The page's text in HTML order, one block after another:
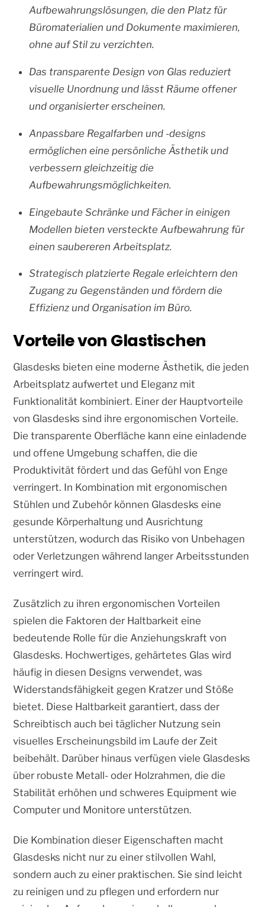
Aufbewahrungslösungen, die den Platz für
Büromaterialien und Dokumente maximieren,
ohne auf Stil zu verzichten.
Das transparente Design von Glas reduziert
visuelle Unordnung und lässt Räume offener
und organisierter erscheinen.
Anpassbare Regalfarben und -designs
ermöglichen eine persönliche Ästhetik und
verbessern gleichzeitig die
Aufbewahrungsmöglichkeiten.
Eingebaute Schränke und Fächer in einigen
Modellen bieten versteckte Aufbewahrung für
einen saubereren Arbeitsplatz.
Strategisch platzierte Regale erleichtern den
Zugang zu Gegenständen und fördern die
Effizienz und Organisation im Büro.
Vorteile von Glastischen
Glasdesks bieten eine moderne Ästhetik, die jeden
Arbeitsplatz aufwertet und Eleganz mit
Funktionalität kombiniert. Einer der Hauptvorteile
von Glasdesks sind ihre ergonomischen Vorteile.
Die transparente Oberfläche kann eine einladende
und offene Umgebung schaffen, die die
Produktivität fördert und das Gefühl von Enge
verringert. In Kombination mit ergonomischen
Stühlen und Zubehör können Glasdesks eine
gesunde Körperhaltung und Ausrichtung
unterstützen, wodurch das Risiko von Unbehagen
oder Verletzungen während langer Arbeitsstunden
verringert wird.
Zusätzlich zu ihren ergonomischen Vorteilen
spielen die Faktoren der Haltbarkeit eine
bedeutende Rolle für die Anziehungskraft von
Glasdesks. Hochwertiges, gehärtetes Glas wird
häufig in diesen Designs verwendet, was
Widerstandsfähigkeit gegen Kratzer und Stöße
bietet. Diese Haltbarkeit garantiert, dass der
Schreibtisch auch bei täglicher Nutzung sein
visuelles Erscheinungsbild im Laufe der Zeit
beibehält. Darüber hinaus verfügen viele Glasdesks
über robuste Metall- oder Holzrahmen, die die
Stabilität erhöhen und schweres Equipment wie
Computer und Monitore unterstützen.
Die Kombination dieser Eigenschaften macht
Glasdesks nicht nur zu einer stilvollen Wahl,
sondern auch zu einer praktischen. Sie sind leicht
zu reinigen und zu pflegen und erfordern nur